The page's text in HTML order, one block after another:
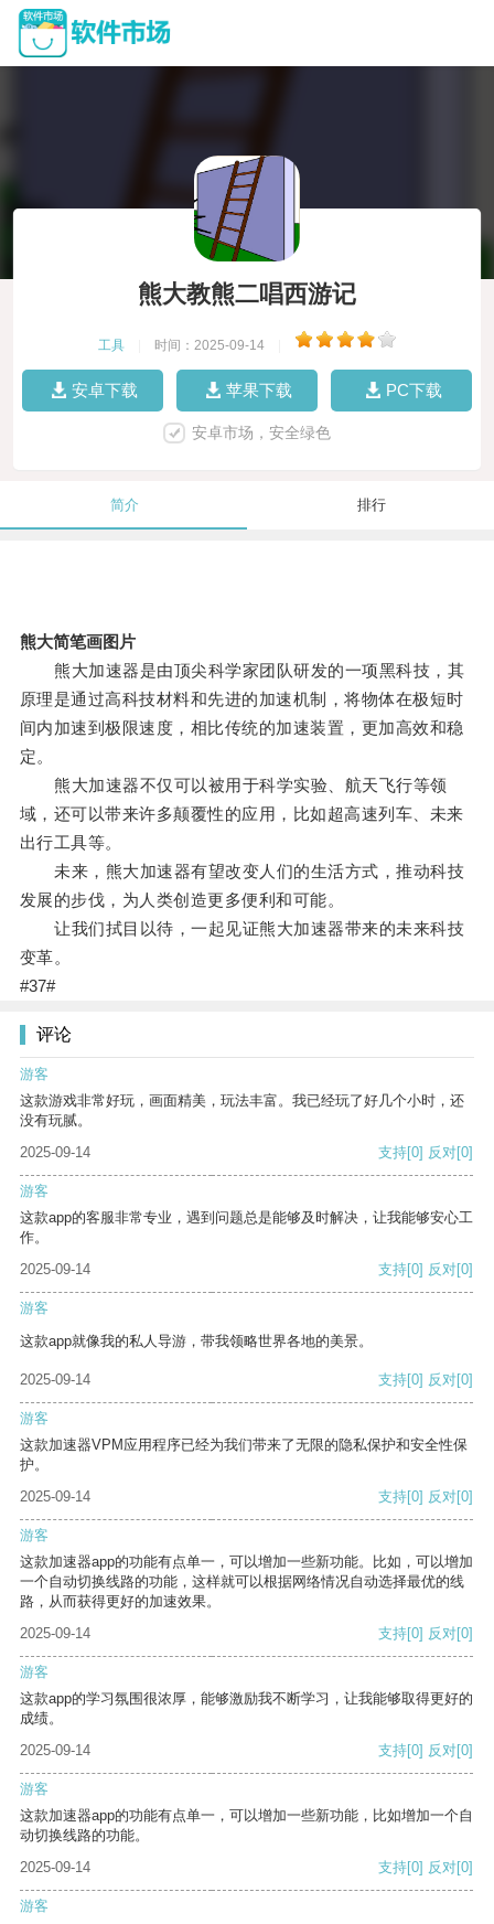
熊大教熊二唱西游记
工具 时间：2025-09-14
安卓下载 苹果下载 PC下载
安卓市场，安全绿色
简介 排行
熊大简笔画图片
熊大加速器是由顶尖科学家团队研发的一项黑科技，其
原理是通过高科技材料和先进的加速机制，将物体在极短时
间内加速到极限速度，相比传统的加速装置，更加高效和稳
定。
熊大加速器不仅可以被用于科学实验、航天飞行等领
域，还可以带来许多颠覆性的应用，比如超高速列车、未来
出行工具等。
未来，熊大加速器有望改变人们的生活方式，推动科技
发展的步伐，为人类创造更多便利和可能。
让我们拭目以待，一起见证熊大加速器带来的未来科技
变革。
#37#
评论
游客
这款游戏非常好玩，画面精美，玩法丰富。我已经玩了好几个小时，还
没有玩腻。
2025-09-14
支持[0] 反对[0]
游客
这款app的客服非常专业，遇到问题总是能够及时解决，让我能够安心工
作。
2025-09-14
支持[0] 反对[0]
游客
这款app就像我的私人导游，带我领略世界各地的美景。
2025-09-14 支持[0] 反对[0]
游客
这款加速器VPM应用程序已经为我们带来了无限的隐私保护和安全性保
护。
2025-09-14
支持[0] 反对[0]
游客
这款加速器app的功能有点单一，可以增加一些新功能。比如，可以增加
一个自动切换线路的功能，这样就可以根据网络情况自动选择最优的线
路，从而获得更好的加速效果。
2025-09-14
支持[0] 反对[0]
游客
这款app的学习氛围很浓厚，能够激励我不断学习，让我能够取得更好的
成绩。
2025-09-14
支持[0] 反对[0]
游客
这款加速器app的功能有点单一，可以增加一些新功能，比如增加一个自
动切换线路的功能。
2025-09-14
支持[0] 反对[0]
游客